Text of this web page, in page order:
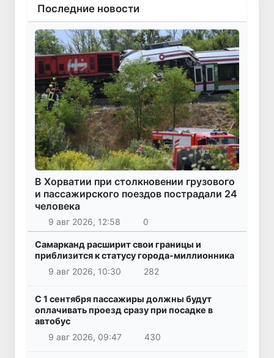
Последние новости
В Хорватии при столкновении грузового
и пассажирского поездов пострадали 24
человека
9 авг 2026, 12:58 0
Самарканд расширит свои границы и
приблизится к статусу города-миллионника
9 авг 2026, 10:30
282
С 1 сентября пассажиры должны будут
оплачивать проезд сразу при посадке в
автобус
9 авг 2026, 09:47
430